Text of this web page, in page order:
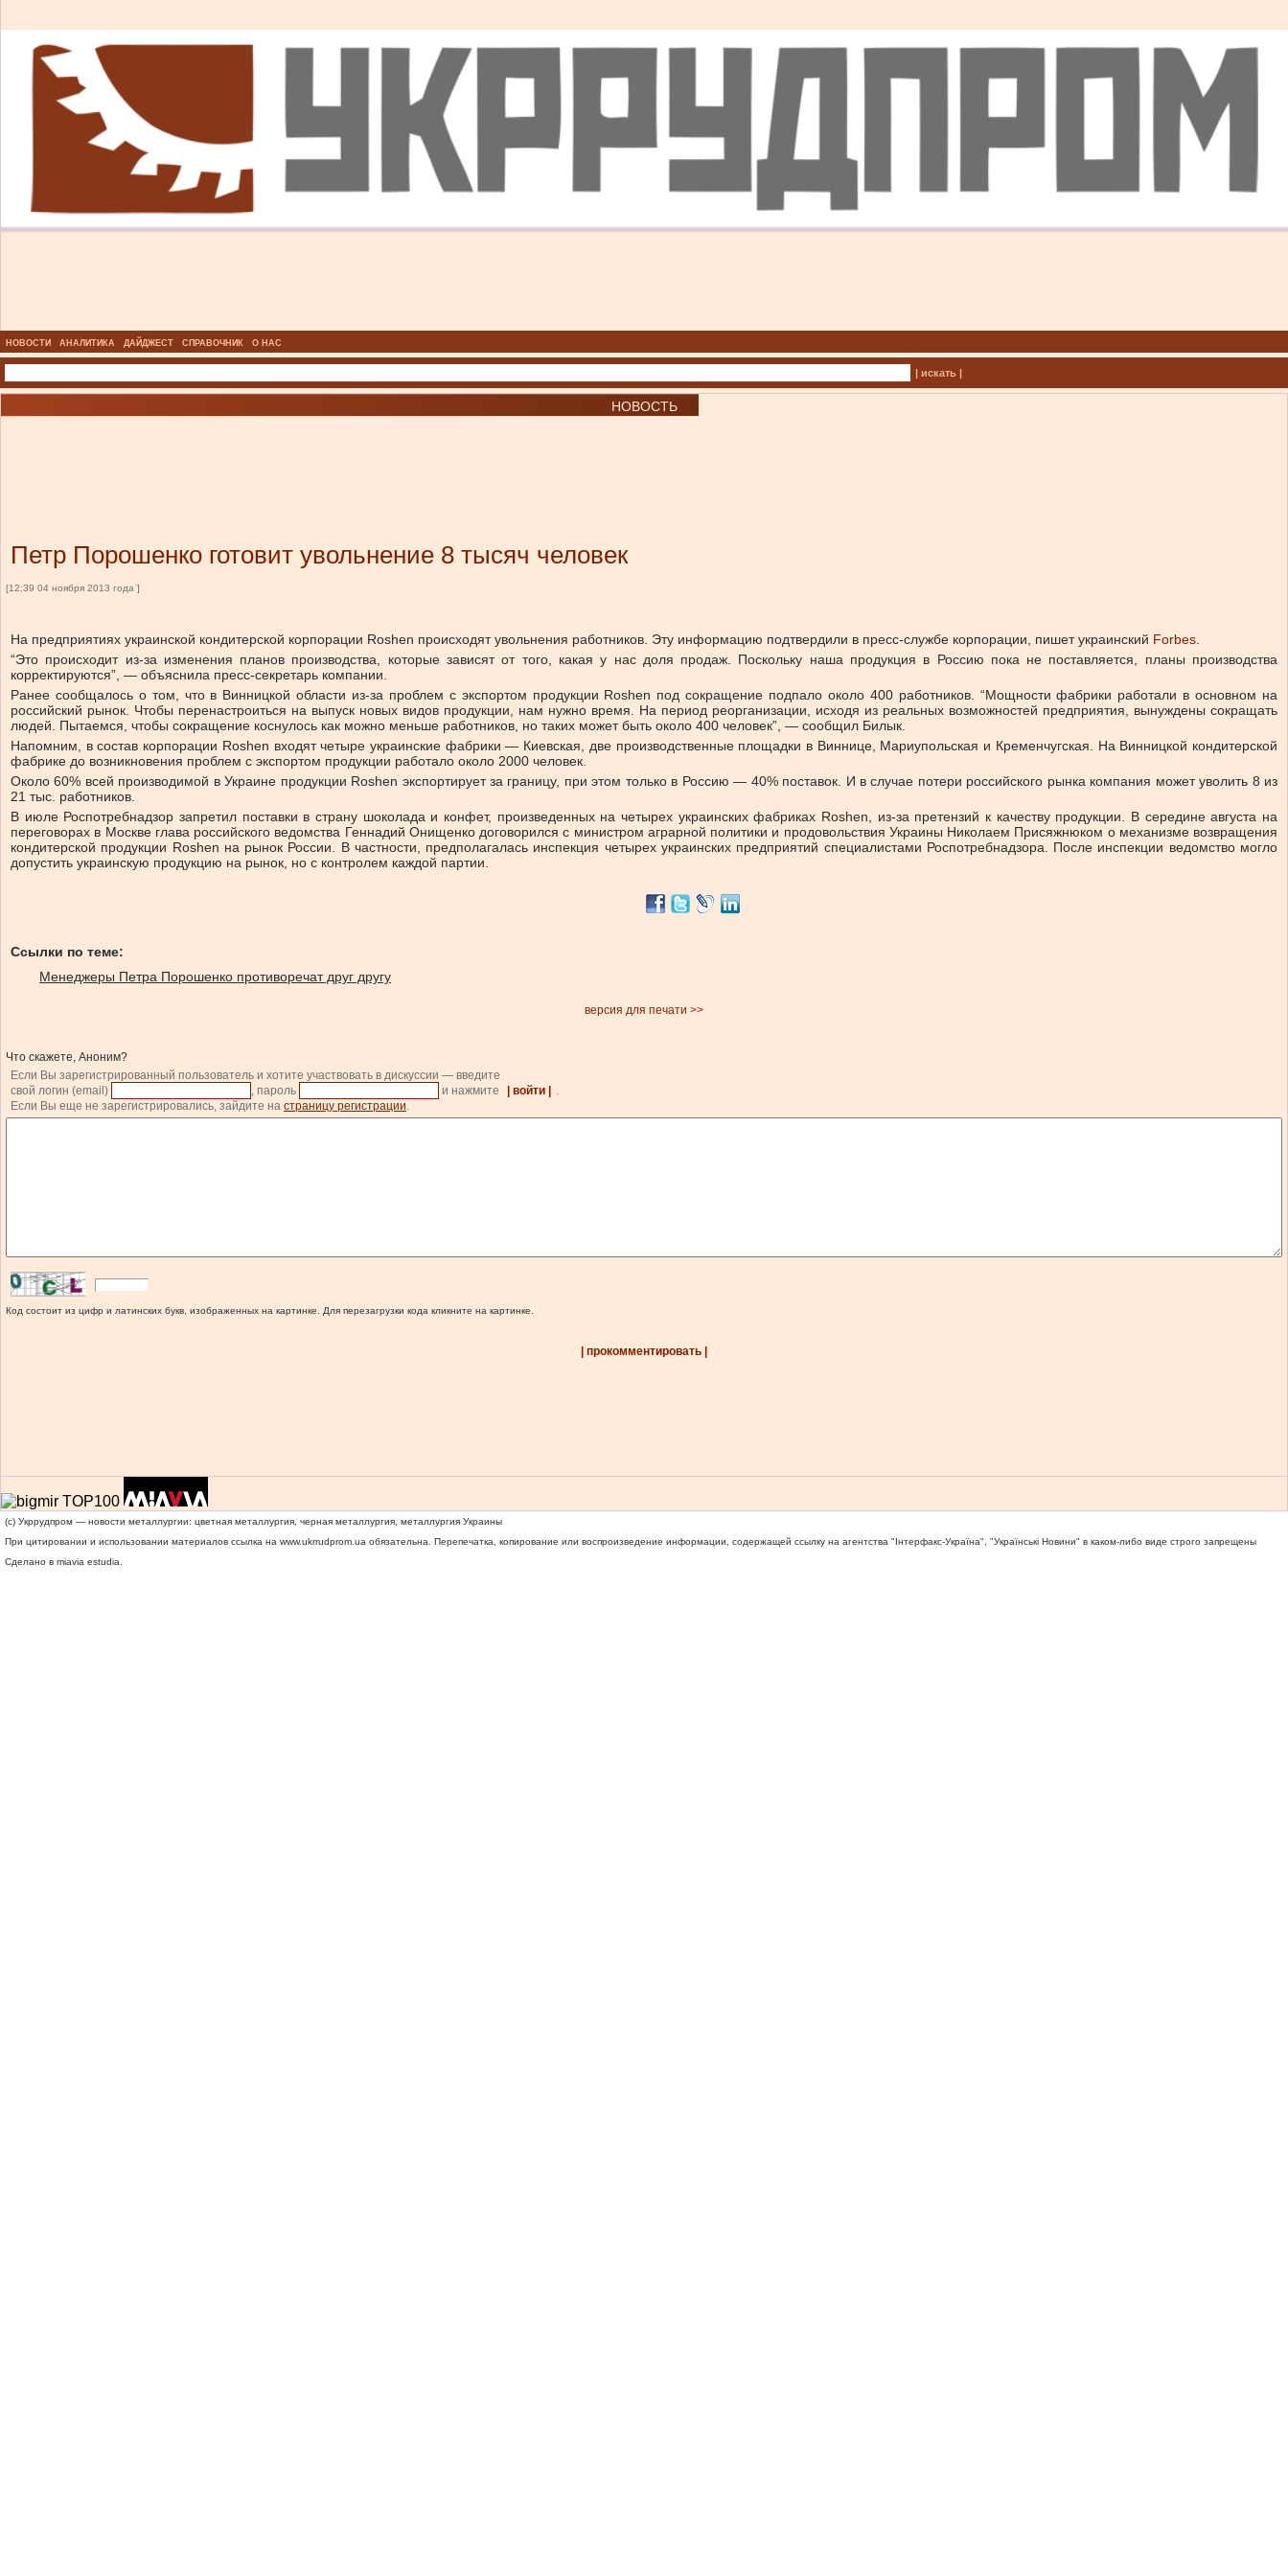
НОВОСТИ АНАЛИТИКА ДАЙДЖЕСТ СПРАВОЧНИК О НАС
| искать |
НОВОСТЬ
Петр Порошенко готовит увольнение 8 тысяч человек
[12:39 04 ноября 2013 года ]
На предприятиях украинской кондитерской корпорации Roshen происходят увольнения работников. Эту информацию подтвердили в пресс-службе корпорации, пишет украинский Forbes
“Это происходит из-за изменения планов производства, которые зависят от того, какая у нас доля продаж. Поскольку наша продукция в Россию пока не поставляется, планы производства
корректируются”, — объяснила пресс-секретарь компании.
Ранее сообщалось о том, что в Винницкой области из-за проблем с экспортом продукции Roshen под сокращение подпало около 400 работников. “Мощности фабрики работали в основном на
российский рынок. Чтобы перенастроиться на выпуск новых видов продукции, нам нужно время. На период реорганизации, исходя из реальных возможностей предприятия, вынуждены сокращать
людей. Пытаемся, чтобы сокращение коснулось как можно меньше работников, но таких может быть около 400 человек”, — сообщил Билык.
Напомним, в состав корпорации Roshen входят четыре украинские фабрики — Киевская, две производственные площадки в Виннице, Мариупольская и Кременчугская. На Винницкой кондитерской
фабрике до возникновения проблем с экспортом продукции работало около 2000 человек.
Около 60% всей производимой в Украине продукции Roshen экспортирует за границу, при этом только в Россию — 40% поставок. И в случае потери российского рынка компания может уволить 8 из
21 тыс. работников.
В июле Роспотребнадзор запретил поставки в страну шоколада и конфет, произведенных на четырех украинских фабриках Roshen, из-за претензий к качеству продукции. В середине августа на
переговорах в Москве глава российского ведомства Геннадий Онищенко договорился с министром аграрной политики и продовольствия Украины Николаем Присяжнюком о механизме возвращения
кондитерской продукции Roshen на рынок России. В частности, предполагалась инспекция четырех украинских предприятий специалистами Роспотребнадзора. После инспекции ведомство могло
допустить украинскую продукцию на рынок, но с контролем каждой партии.
Ссылки по теме:
Менеджеры Петра Порошенко противоречат друг другу
версия для печати >>
Что скажете, Аноним?
Если Вы зарегистрированный пользователь и хотите участвовать в дискуссии — введите
свой логин (email)
, пароль и нажмите | войти |
.
Если Вы еще не зарегистрировались, зайдите на страницу регистрации.
Код состоит из цифр и латинских букв, изображенных на картинке. Для перезагрузки кода кликните на картинке.
| прокомментировать |
(c) Укррудпром — новости металлургии: цветная металлургия, черная металлургия, металлургия Украины
При цитировании и использовании материалов ссылка на www.ukrrudprom.ua обязательна. Перепечатка, копирование или воспроизведение информации, содержащей ссылку на агентства "Iнтерфакс-Україна", "Українськi Новини" в каком-либо виде строго запрещены
Сделано в miavia estudia.